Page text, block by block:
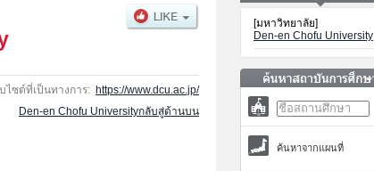
บไซต์ที่เป็นทางการ: https://www.dcu.ac.jp/
Den-en Chofu Universityกลับสู่ด้านบน
[มหาวิทยาลัย]
Den-en Chofu University
ค้นหาจากแผนที่